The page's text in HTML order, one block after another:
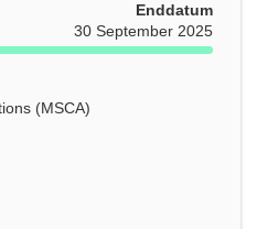
Enddatum
30 September 2025
(MSCA)